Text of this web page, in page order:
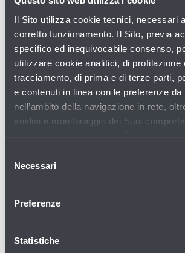
Il Sito utilizza cookie tecnici, necessari
corretto funzionamento. Il Sito, previa
specifico ed inequivocabile consenso,
utilizzare cookie analitici, di profilazione
tracciamento, di prima e di terze parti,
e contenuti in linea con le preferenze da
nell’ambito della navigazione in rete,
analisi e monitoraggio dei Suoi
La preghiamo di consultare l'
delNecessari
Preferenze
Statistiche
INAUGURATO OGGI